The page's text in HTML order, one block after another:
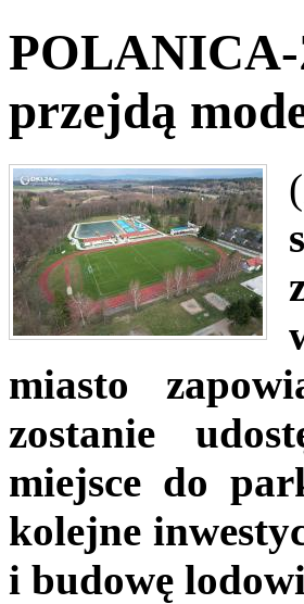
POLANICA-
przejdą
miasto
zostanie
miejsce do
kolejne
i budowę